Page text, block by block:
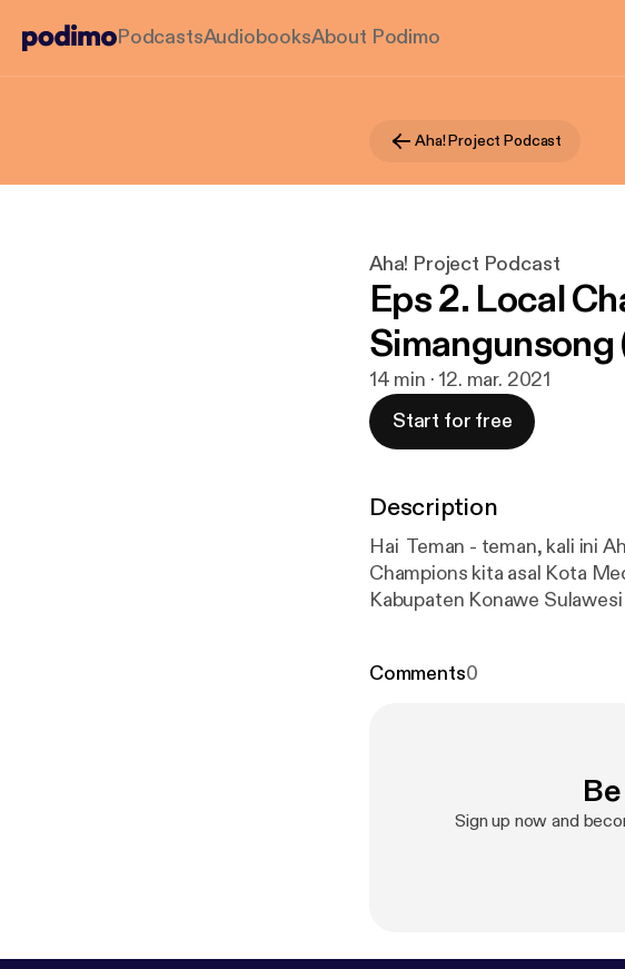
PodcastsAudiobooksAbout Podimo
Aha! Project Podcast
Aha! Project Podcast
Eps 2. Local
Simangunsong
14 min · 12. mar. 2021
Start for free
Description
Hai Teman - teman, kali ini
Champions kita asal Kota
Kabupaten Konawe
Comments0
Sign up now and